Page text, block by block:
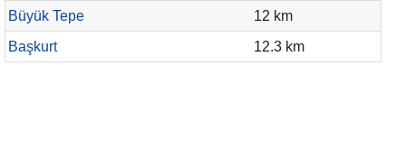
Büyük Tepe
12 km
Başkurt
12.3 km